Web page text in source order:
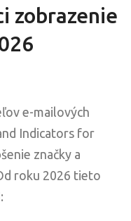
zobrazenie
e-mailových
Indicators for
značky a
roku 2026 tieto